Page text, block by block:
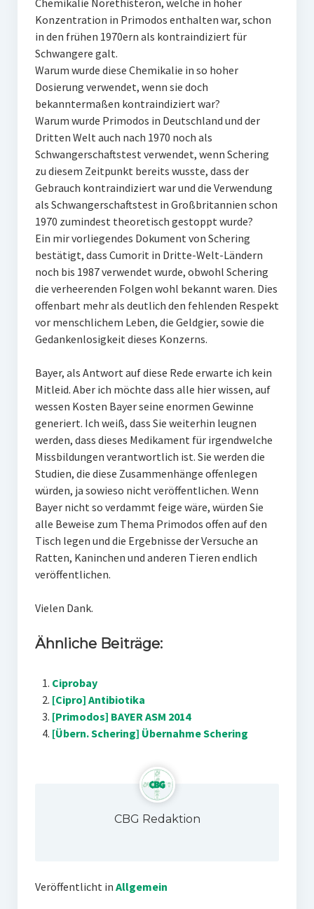
Chemikalie Norethisteron, welche in hoher
Konzentration in Primodos enthalten war, schon
in den frühen 1970ern als kontraindiziert für
Schwangere galt.
Warum wurde diese Chemikalie in so hoher
Dosierung verwendet, wenn sie doch
bekanntermaßen kontraindiziert war?
Warum wurde Primodos in Deutschland und der
Dritten Welt auch nach 1970 noch als
Schwangerschaftstest verwendet, wenn Schering
zu diesem Zeitpunkt bereits wusste, dass der
Gebrauch kontraindiziert war und die Verwendung
als Schwangerschaftstest in Großbritannien schon
1970 zumindest theoretisch gestoppt wurde?
Ein mir vorliegendes Dokument von Schering
bestätigt, dass Cumorit in Dritte-Welt-Ländern
noch bis 1987 verwendet wurde, obwohl Schering
die verheerenden Folgen wohl bekannt waren. Dies
offenbart mehr als deutlich den fehlenden Respekt
vor menschlichem Leben, die Geldgier, sowie die
Gedankenlosigkeit dieses Konzerns.
Bayer, als Antwort auf diese Rede erwarte ich kein
Mitleid. Aber ich möchte dass alle hier wissen, auf
wessen Kosten Bayer seine enormen Gewinne
generiert. Ich weiß, dass Sie weiterhin leugnen
werden, dass dieses Medikament für irgendwelche
Missbildungen verantwortlich ist. Sie werden die
Studien, die diese Zusammenhänge offenlegen
würden, ja sowieso nicht veröffentlichen. Wenn
Bayer nicht so verdammt feige wäre, würden Sie
alle Beweise zum Thema Primodos offen auf den
Tisch legen und die Ergebnisse der Versuche an
Ratten, Kaninchen und anderen Tieren endlich
veröffentlichen.
Vielen Dank.
Ähnliche Beiträge:
Ciprobay
[Cipro] Antibiotika
[Primodos] BAYER ASM 2014
[Übern. Schering] Übernahme Schering
CBG Redaktion
Veröffentlicht in Allgemein